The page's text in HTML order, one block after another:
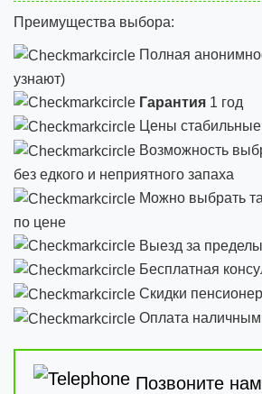
Преимущества выбора:
Полная
узнают)
Гарантия 1 год
Цены стабильные
Возможность
без едкого и неприятного запаха
Можно выбрать
по цене
Выезд за
Бесплатная
Скидки
Оплата
Позвоните